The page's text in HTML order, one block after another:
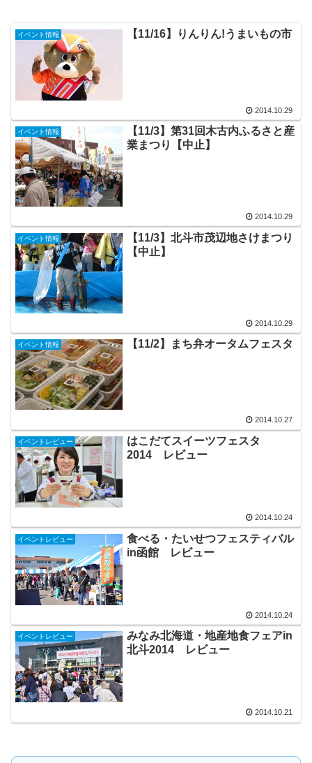
イベント情報 【11/16】りんりん!うまいもの市
2014.10.29
イベント情報
【11/3】第31回木古内ふるさと産
業まつり【中止】
2014.10.29
イベント情報
【11/3】北斗市茂辺地さけまつり
【中止】
2014.10.29
イベント情報 【11/2】まち弁オータムフェスタ
2014.10.27
イベントレビュー
はこだてスイーツフェスタ
2014 レビュー
2014.10.24
イベントレビュー
食べる・たいせつフェスティバル
in函館 レビュー
2014.10.24
イベントレビュー
みなみ北海道・地産地食フェアin
北斗2014 レビュー
2014.10.21